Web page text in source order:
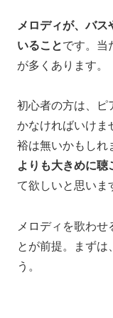
メロディが、バ
いることです。 当
が多くあります。
初心者の方は、ピ
かなければいけま
裕は無いかもしれ
よりも大きめに聴
て欲しいと思いま
メロディを歌わせ
とが前提。
まずは
う。